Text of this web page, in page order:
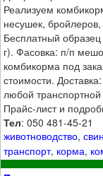
Реализуем
несушек, бройлеров,
Бесплатный
г). Фасовка: п/п
комбикорма под
стоимости.
любой
Прайс-лист и
Тел: 050 481-45-21
животноводство,
транспорт, корма,